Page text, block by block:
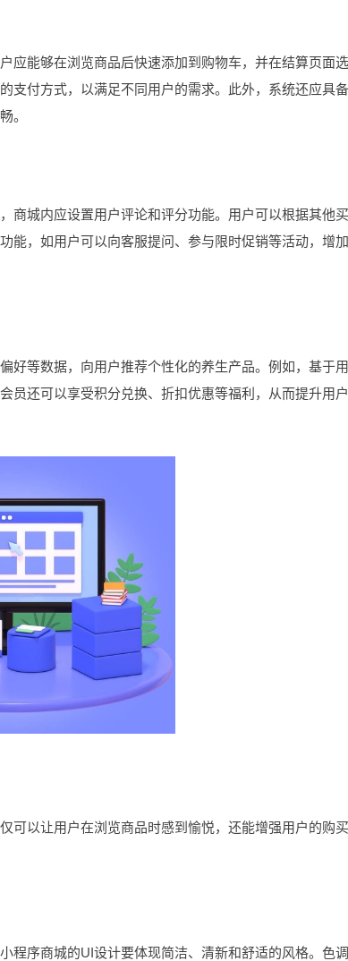
能够在浏览商品后快速添加到购物车，并在结算页面
支付方式，以满足不同用户的需求。此外，系统还应具
。
城内应设置用户评论和评分功能。用户可以根据其他
能，如用户可以向客服提问、参与限时促销等活动，增
等数据，向用户推荐个性化的养生产品。例如，基于
员还可以享受积分兑换、折扣优惠等福利，从而提升用
以让用户在浏览商品时感到愉悦，还能增强用户的购
序商城的UI设计要体现简洁、清新和舒适的风格。色